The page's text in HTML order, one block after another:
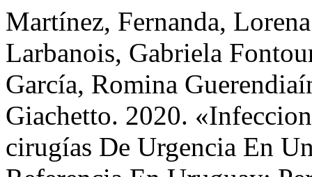
Martínez, Fernanda,
Larbanois, Gabriela
García, Romina
Giachetto. 2020.
cirugías De Urgencia En